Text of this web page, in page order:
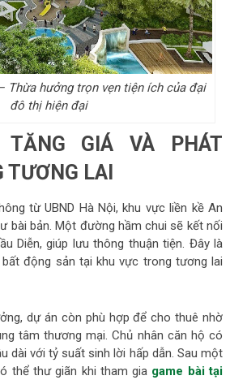
Thừa hưởng trọn vẹn tiện ích của đại
đô thị hiện đại
TĂNG GIÁ VÀ PHÁT
TƯƠNG LAI
từ UBND Hà Nội, khu vực liền kề An
bài bản. Một đường hầm chui sẽ kết nối
Diễn, giúp lưu thông thuận tiện. Đây là
động sản tại khu vực trong tương lai
dự án còn phù hợp để cho thuê nhờ
tâm thương mại. Chủ nhân căn hộ có
dài với tỷ suất sinh lời hấp dẫn. Sau một
thể thư giãn khi tham gia game bài tại